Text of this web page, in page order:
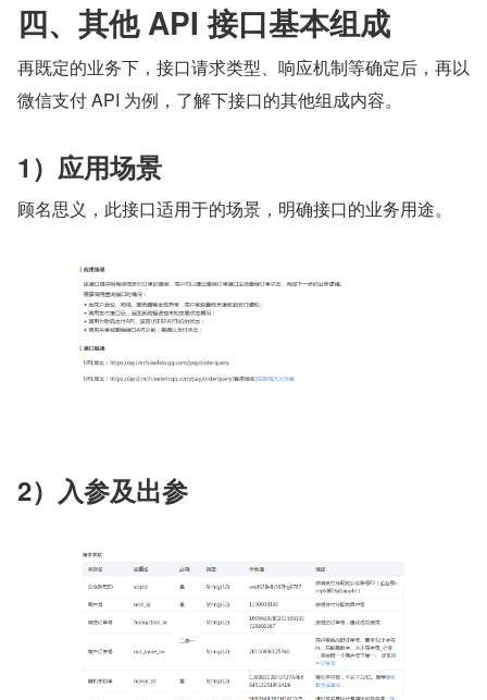
四、其他 API 接口基本组成
再既定的业务下，接口请求类型、响应机制等确定后，再以
微信支付 API 为例，了解下接口的其他组成内容。
1）应用场景
顾名思义，此接口适用于的场景，明确接口的业务用途。
2）入参及出参